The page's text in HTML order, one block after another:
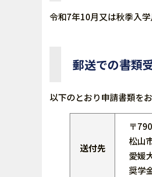
令和7年10月又は秋季入
郵送での書類
以下のとおり申請書類を
送付先
〒
松山
愛媛
奨学